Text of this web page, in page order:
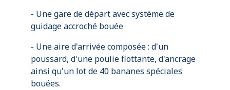
- Une gare de départ avec système de
guidage accroché bouée
- Une aire d'arrivée composée : d'un
poussard, d'une poulie flottante, d'ancrage
ainsi qu'un lot de 40 bananes spéciales
bouées.